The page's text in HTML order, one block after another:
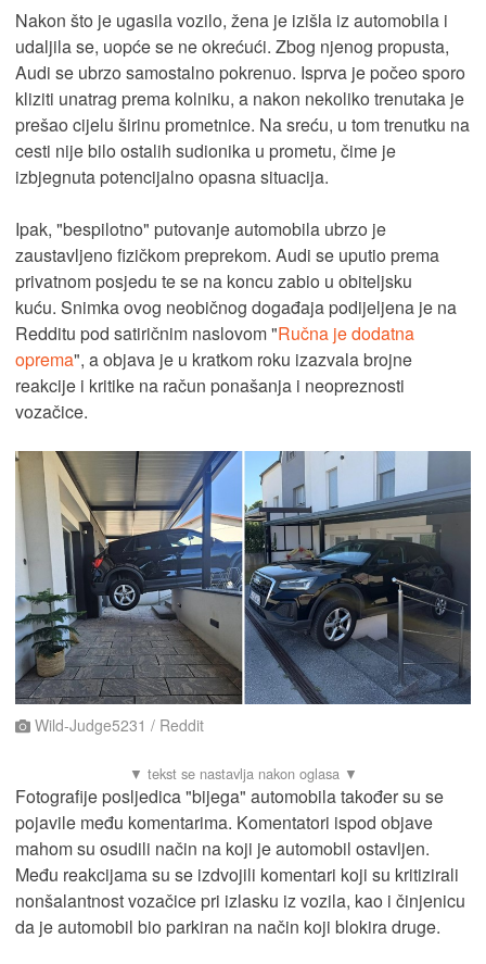
Nakon što je ugasila vozilo, žena je izišla iz automobila i
udaljila se, uopće se ne okrećući. Zbog njenog propusta,
Audi se ubrzo samostalno pokrenuo. Isprva je počeo sporo
kliziti unatrag prema kolniku, a nakon nekoliko trenutaka je
prešao cijelu širinu prometnice. Na sreću, u tom trenutku na
cesti nije bilo ostalih sudionika u prometu, čime je
izbjegnuta potencijalno opasna situacija.
Ipak, "bespilotno" putovanje automobila ubrzo je
zaustavljeno fizičkom preprekom. Audi se uputio prema
privatnom posjedu te se na koncu zabio u obiteljsku
kuću. Snimka ovog neobičnog događaja podijeljena je na
Redditu pod satiričnim naslovom "Ručna je dodatna
oprema", a objava je u kratkom roku izazvala brojne
reakcije i kritike na račun ponašanja i neopreznosti
vozačice.
Wild-Judge5231 / Reddit
Fotografije posljedica "bijega" automobila također su se
pojavile među komentarima. Komentatori ispod objave
mahom su osudili način na koji je automobil ostavljen.
Među reakcijama su se izdvojili komentari koji su kritizirali
nonšalantnost vozačice pri izlasku iz vozila, kao i činjenicu
da je automobil bio parkiran na način koji blokira druge.